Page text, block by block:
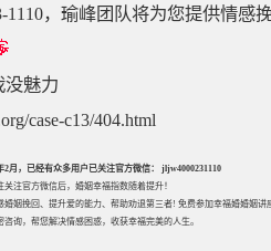
1110，瑜峰团队将为您提供情
没魅力
case-c13/404.html
2月，已经有众多用户已关注官方微信： jljw4000231110
注官方微信后，婚姻幸福指数随着提升！
婚姻挽回 、提升爱的能力、帮助劝退第三者! 免费参加幸福婚婚姻讲
咨询，帮您解决情感困惑，收获幸福完美的人生。